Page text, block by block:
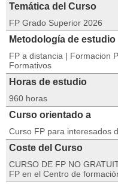
Temática del Curso
FP Grado Superior 2026
Metodología de estudio
FP a distancia | Formacion
Formativos
Horas de estudio
960 horas
Curso orientado a
Curso FP para interesados
Coste del Curso
CURSO DE FP NO
FP en el Centro de